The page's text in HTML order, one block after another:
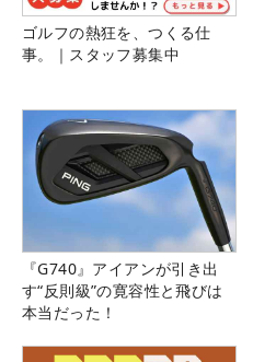
ゴルフの熱狂を、つくる仕
事。｜スタッフ募集中
『G740』アイアンが引き出
す“反則級”の寛容性と飛びは
本当だった！